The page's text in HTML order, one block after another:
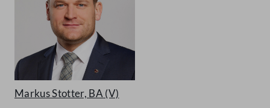
Markus Stotter, BA (V)